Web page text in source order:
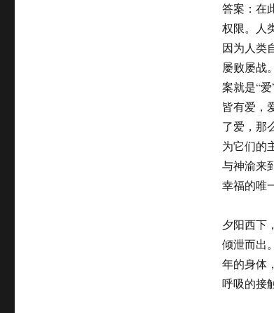
答案：在
权限。人
因为人类
屡败屡战
案就是“
皆有爱，
了爱，那
为它们的
与神渝来
幸福的唯
夕阳西下
倾泄而出
年的身体
呼吸的接